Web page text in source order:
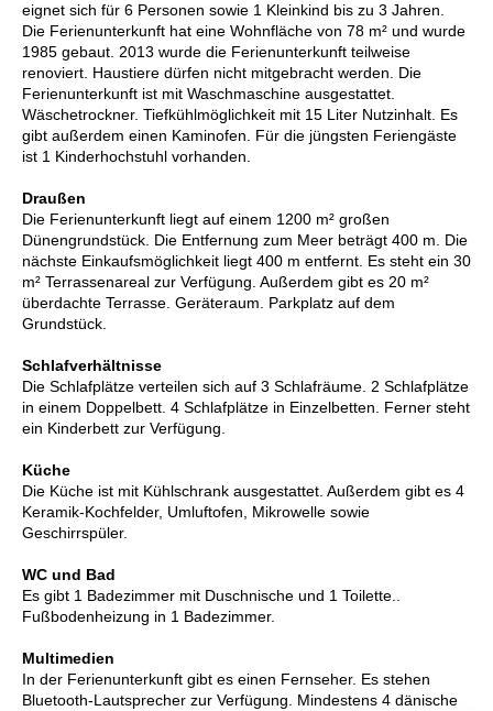
eignet sich für 6 Personen sowie 1 Kleinkind bis zu 3 Jahren.
Die Ferienunterkunft hat eine Wohnfläche von 78 m² und wurde
1985 gebaut. 2013 wurde die Ferienunterkunft teilweise
renoviert. Haustiere dürfen nicht mitgebracht werden. Die
Ferienunterkunft ist mit Waschmaschine ausgestattet.
Wäschetrockner. Tiefkühlmöglichkeit mit 15 Liter Nutzinhalt. Es
gibt außerdem einen Kaminofen. Für die jüngsten Feriengäste
ist 1 Kinderhochstuhl vorhanden.
Draußen
Die Ferienunterkunft liegt auf einem 1200 m² großen
Dünengrundstück. Die Entfernung zum Meer beträgt 400 m. Die
nächste Einkaufsmöglichkeit liegt 400 m entfernt. Es steht ein 30
m² Terrassenareal zur Verfügung. Außerdem gibt es 20 m²
überdachte Terrasse. Geräteraum. Parkplatz auf dem
Grundstück.
Schlafverhältnisse
Die Schlafplätze verteilen sich auf 3 Schlafräume. 2 Schlafplätze
in einem Doppelbett. 4 Schlafplätze in Einzelbetten. Ferner steht
ein Kinderbett zur Verfügung.
Küche
Die Küche ist mit Kühlschrank ausgestattet. Außerdem gibt es 4
Keramik-Kochfelder, Umluftofen, Mikrowelle sowie
Geschirrspüler.
WC und Bad
Es gibt 1 Badezimmer mit Duschnische und 1 Toilette..
Fußbodenheizung in 1 Badezimmer.
Multimedien
In der Ferienunterkunft gibt es einen Fernseher. Es stehen
Bluetooth-Lautsprecher zur Verfügung. Mindestens 4 dänische